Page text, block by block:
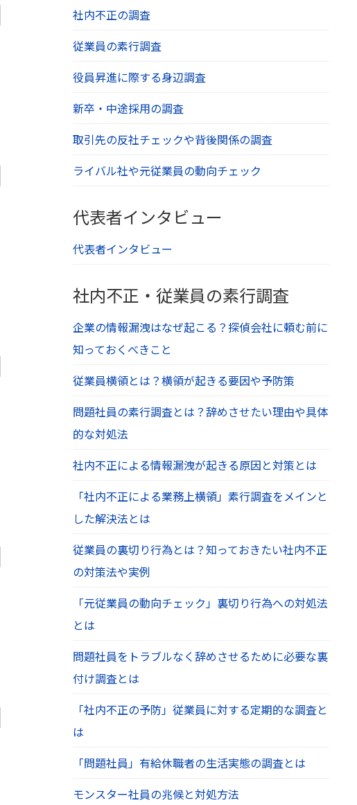
社内不正の調査
従業員の素行調査
役員昇進に際する身辺調査
新卒・中途採用の調査
取引先の反社チェックや背後関係の調査
ライバル社や元従業員の動向チェック
代表者インタビュー
代表者インタビュー
社内不正・従業員の素行調査
企業の情報漏洩はなぜ起こる？探偵会社に頼む前に
知っておくべきこと
従業員横領とは？横領が起きる要因や予防策
問題社員の素行調査とは？辞めさせたい理由や具体
的な対処法
社内不正による情報漏洩が起きる原因と対策とは
「社内不正による業務上横領」素行調査をメインと
した解決法とは
従業員の裏切り行為とは？知っておきたい社内不正
の対策法や実例
「元従業員の動向チェック」裏切り行為への対処法
とは
問題社員をトラブルなく辞めさせるために必要な裏
付け調査とは
「社内不正の予防」従業員に対する定期的な調査と
は
「問題社員」有給休職者の生活実態の調査とは
モンスター社員の兆候と対処方法